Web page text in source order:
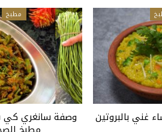
غني بالبروتين
مطبخ
وصفة سانغري كي